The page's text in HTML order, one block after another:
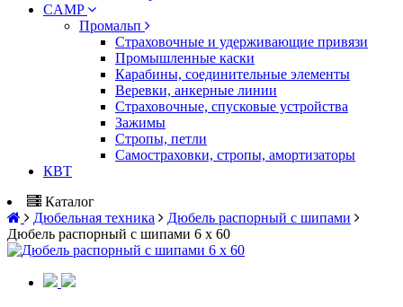
CAMP
Промальп
Страховочные и удерживающие привязи
Промышленные каски
Карабины, соединительные элементы
Веревки, анкерные линии
Страховочные, спусковые устройства
Зажимы
Стропы, петли
Самостраховки, стропы, амортизаторы
КВТ
Каталог
Дюбельная техника
Дюбель распорный с шипами
Дюбель распорный с шипами 6 х 60